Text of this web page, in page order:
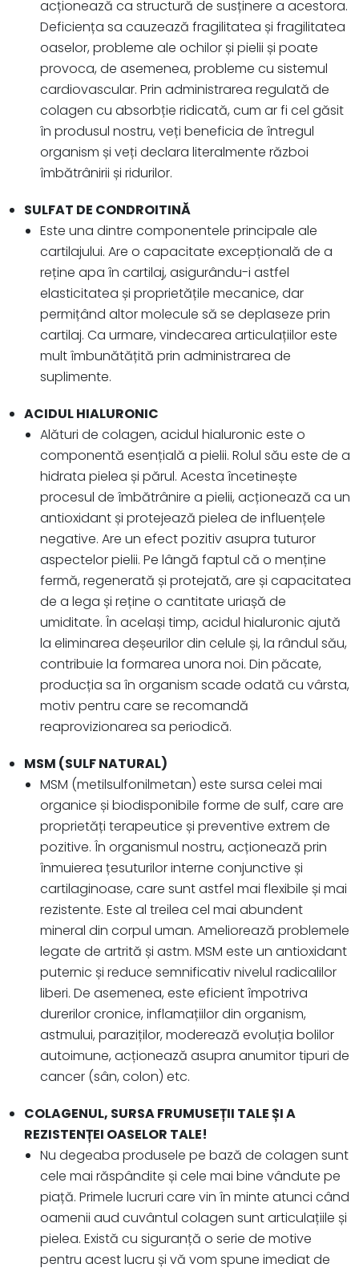
acționează ca structură de susținere a acestora.
Deficiența sa cauzează fragilitatea și fragilitatea
oaselor, probleme ale ochilor și pielii și poate
provoca, de asemenea, probleme cu sistemul
cardiovascular. Prin administrarea regulată de
colagen cu absorbție ridicată, cum ar fi cel găsit
în produsul nostru, veți beneficia de întregul
organism și veți declara literalmente război
îmbătrânirii și ridurilor.
SULFAT DE CONDROITINĂ
Este una dintre componentele principale ale
cartilajului. Are o capacitate excepțională de a
reține apa în cartilaj, asigurându-i astfel
elasticitatea și proprietățile mecanice, dar
permițând altor molecule să se deplaseze prin
cartilaj. Ca urmare, vindecarea articulațiilor este
mult îmbunătățită prin administrarea de
suplimente.
ACIDUL HIALURONIC
Alături de colagen, acidul hialuronic este o
componentă esențială a pielii. Rolul său este de a
hidrata pielea și părul. Acesta încetinește
procesul de îmbătrânire a pielii, acționează ca un
antioxidant și protejează pielea de influențele
negative. Are un efect pozitiv asupra tuturor
aspectelor pielii. Pe lângă faptul că o menține
fermă, regenerată și protejată, are și capacitatea
de a lega și reține o cantitate uriașă de
umiditate. În același timp, acidul hialuronic ajută
la eliminarea deșeurilor din celule și, la rândul său,
contribuie la formarea unora noi. Din păcate,
producția sa în organism scade odată cu vârsta,
motiv pentru care se recomandă
reaprovizionarea sa periodică.
MSM (SULF NATURAL)
MSM (metilsulfonilmetan) este sursa celei mai
organice și biodisponibile forme de sulf, care are
proprietăți terapeutice și preventive extrem de
pozitive. În organismul nostru, acționează prin
înmuierea țesuturilor interne conjunctive și
cartilaginoase, care sunt astfel mai flexibile și mai
rezistente. Este al treilea cel mai abundent
mineral din corpul uman. Ameliorează problemele
legate de artrită și astm. MSM este un antioxidant
puternic și reduce semnificativ nivelul radicalilor
liberi. De asemenea, este eficient împotriva
durerilor cronice, inflamațiilor din organism,
astmului, paraziților, moderează evoluția bolilor
autoimune, acționează asupra anumitor tipuri de
cancer (sân, colon) etc.
COLAGENUL, SURSA FRUMUSEȚII TALE ȘI A
REZISTENȚEI OASELOR TALE!
Nu degeaba produsele pe bază de colagen sunt
cele mai răspândite și cele mai bine vândute pe
piață. Primele lucruri care vin în minte atunci când
oamenii aud cuvântul colagen sunt articulațiile și
pielea. Există cu siguranță o serie de motive
pentru acest lucru și vă vom spune imediat de